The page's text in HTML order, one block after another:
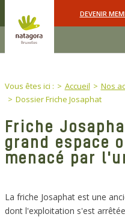
DEVENIR
You are here:
Vous êtes ici : Accueil Nos
Dossier Friche Josaphat
Friche
grand espace
menacé par
La friche Josaphat est une
dont l'exploitation s'est